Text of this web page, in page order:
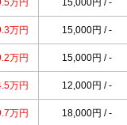
万円 15,000円 / -
万円 15,000円 / -
万円 15,000円 / -
万円 12,000円 / -
万円 18,000円 / -